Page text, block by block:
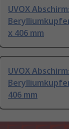
UVOX
x 406 mm
UVOX
406 mm